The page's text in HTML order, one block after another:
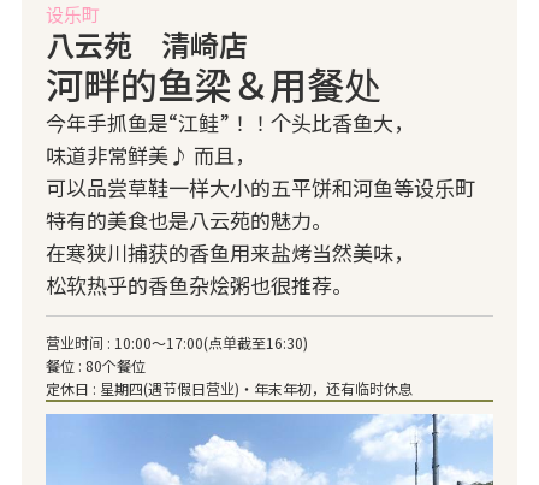
设乐町
八云苑 清崎店
河畔的鱼梁＆用餐处
今年手抓鱼是“江鲑”！！个头比香鱼大，
味道非常鲜美♪ 而且，
可以品尝草鞋一样大小的五平饼和河鱼等设乐町
特有的美食也是八云苑的魅力。
在寒狭川捕获的香鱼用来盐烤当然美味，
松软热乎的香鱼杂烩粥也很推荐。
营业时间 : 10:00～17:00(点单截至16:30)
餐位 : 80个餐位
定休日 : 星期四(遇节假日营业)・年末年初，还有临时休息